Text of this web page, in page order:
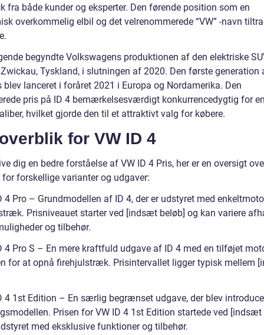
fra både kunder og eksperter. Den førende position som en
overkommelig elbil og det velrenommerede “VW” -navn
begyndte Volkswagens produktionen af den elektriske
Tyskland, i slutningen af 2020. Den første generation
blev lanceret i foråret 2021 i Europa og Nordamerika. Den
pris på ID 4 bemærkelsesværdigt konkurrencedygtig for
hvilket gjorde den til et attraktivt valg for købere.
for VW ID 4
dig en bedre forståelse af VW ID 4 Pris, her er en oversigt
for forskellige varianter og udgaver:
4 Pro – Grundmodellen af ID 4, der er udstyret med
Prisniveauet starter ved [indsæt beløb] og kan variere
og tilbehør.
4 Pro S – En mere kraftfuld udgave af ID 4 med en tilføjet
for at opnå firehjulstræk. Prisintervallet ligger typisk mellem
4 1st Edition – En særlig begrænset udgave, der blev
Prisen for VW ID 4 1st Edition startede ved [indsæt
med eksklusive funktioner og tilbehør.